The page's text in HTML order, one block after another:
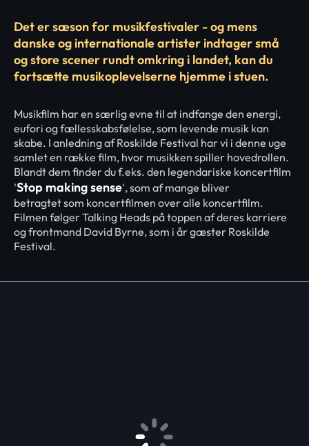
Det er sæson for musikfestivaler - og mens
danske og internationale artister indtager små
og store scener rundt omkring i landet, kan du
fortsætte musikoplevelserne hjemme i stuen.
Musikfilm har en særlig evne til at indfange den energi,
eufori og fællesskabsfølelse, som levende musik kan
skabe. I anledning af Roskilde Festival har vi i denne uge
samlet en række film, hvor musikken spiller hovedrollen.
Blandt dem finder du f.eks. den legendariske koncertfilm
'Stop making sense', som af mange bliver
betragtet som koncertfilmen over alle koncertfilm.
Filmen følger Talking Heads på toppen af deres karriere
og frontmand David Byrne, som i år gæster Roskilde
Festival.